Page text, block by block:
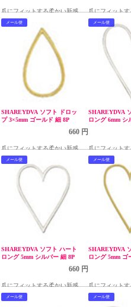
爪にフィットする柔かい新感覚
のソフトフレームのメタルパー
爪にフィット
のソフトフレー
メール便
SHAREYDVA ソフト ドロッ
プ 3×5mm ゴールド 細 8P
660 円
爪にフィットする柔かい新感覚
のソフトフレームのメタルパー
メール便
SHAREYDVA
ロング 6mm シ
爪にフィット
のソフトフレー
メール便
SHAREYDVA ソフト ハート
ロング 5mm シルバー 細 8P
660 円
爪にフィットする柔かい新感覚
のソフトフレームのメタルパー
メール便
SHAREYDVA
ロング 5mm ゴ
爪にフィット
のソフトフレー
メール便 メール便